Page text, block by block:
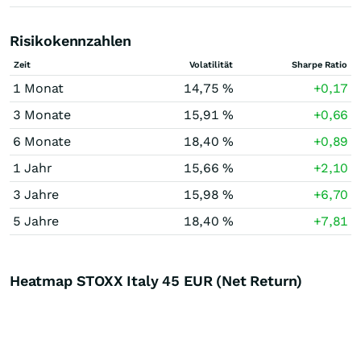
Risikokennzahlen
Zeit Volatilität Sharpe Ratio
1 Monat 14,75 %
+0,17
3 Monate
15,91 %
+0,66
6 Monate
18,40 %
+0,89
1 Jahr
15,66 %
+2,10
3 Jahre
15,98 %
+6,70
5 Jahre
18,40 % +7,81
Heatmap STOXX Italy 45 EUR (Net Return)